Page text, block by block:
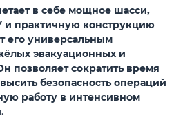
в себе мощное шасси,
практичную конструкцию
его универсальным
эвакуационных и
позволяет сократить время
безопасность операций
работу в интенсивном